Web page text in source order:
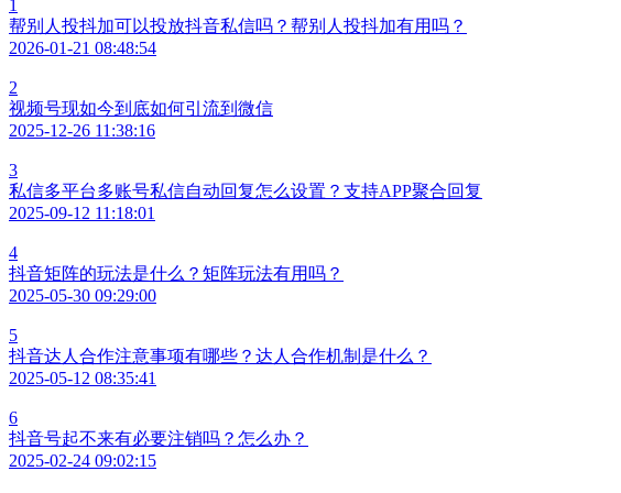
1
帮别人投抖加可以投放抖音私信吗？帮别人投抖加有用吗？
2026-01-21 08:48:54
2
视频号现如今到底如何引流到微信
2025-12-26 11:38:16
3
私信多平台多账号私信自动回复怎么设置？支持APP聚合回复
2025-09-12 11:18:01
4
抖音矩阵的玩法是什么？矩阵玩法有用吗？
2025-05-30 09:29:00
5
抖音达人合作注意事项有哪些？达人合作机制是什么？
2025-05-12 08:35:41
6
抖音号起不来有必要注销吗？怎么办？
2025-02-24 09:02:15